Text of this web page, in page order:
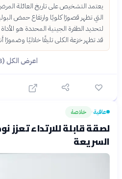
يعتمد التشخيص على تاريخ العائلة
التي تظهر قصورًا كلويًا وارتفاع حمض
لتحديد الطفرة الجينية المحددة هو
قد تظهر خزعة الكلى تليفًا خلاليًا وضمورًا
اعرض الكل (8) ←
عافية› خلاصة
لصقة قابلة للارتداء تعزز
السريعة